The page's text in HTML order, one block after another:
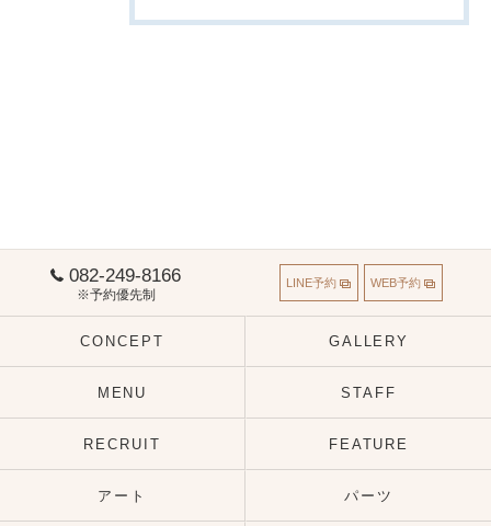
082-249-8166
※予約優先制
LINE予約 WEB予約
CONCEPT GALLERY
MENU STAFF
RECRUIT FEATURE
アート パーツ